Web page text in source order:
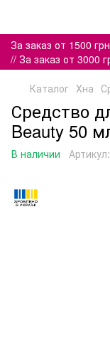
За заказ от 1500
// За заказ от
Каталог Хна
Средство
Beauty 50
В наличии Артикул: